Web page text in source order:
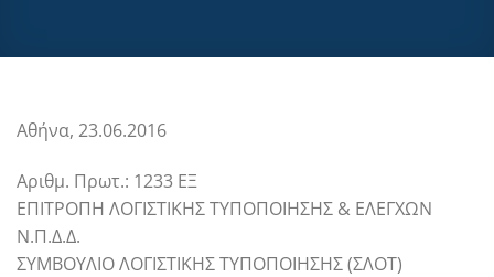
Αθήνα, 23.06.2016
Αριθμ. Πρωτ.: 1233 ΕΞ
ΕΠΙΤΡΟΠΗ ΛΟΓΙΣΤΙΚΗΣ ΤΥΠΟΠΟΙΗΣΗΣ & ΕΛΕΓΧΩΝ
Ν.Π.Δ.Δ.
ΣΥΜΒΟΥΛΙΟ ΛΟΓΙΣΤΙΚΗΣ ΤΥΠΟΠΟΙΗΣΗΣ (ΣΛΟΤ)